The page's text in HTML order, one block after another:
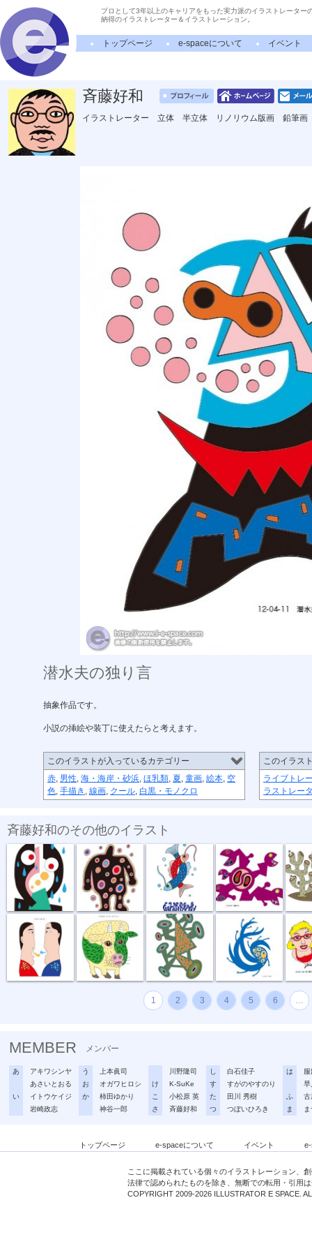
プロとして3年以上のキャリアをもった実力派のイラストレーター
納得のイラストレーター＆イラストレーション。
トップページ e-spaceについて イベント
斉藤好和
イラストレーター 立体 半立体 リノリウム版画 鉛筆画
潜水夫の独り言
抽象作品です。
小説の挿絵や装丁に使えたらと考えます。
このイラストが入っているカテゴリー
赤, 男性, 海・海岸・砂浜, ほ乳類, 夏, 童画, 絵本, 空
色, 手描き , 線画, クール, 白黒・モノクロ
このイラス
ライブトレ
ラストレー
斉藤好和のその他のイラスト
傘がない 正体不明 深海の恋
話し合い オハヨーゴザ... 噂の出所 風祭り ハイ
1 2 3 4 5 6 …
MEMBER メンバー
あ
アキワシンヤ
あさいとおる
い
イトウケイジ
岩崎政志
う
上本眞司
お
オガワヒロシ
か
柿田ゆかり
神谷一郎
川野隆司
け
K-SuKe
こ
小松原 英
さ
斉藤好和
し
白石佳子
す
すがのやすのり
た
田川 秀樹
つ
つぼいひろき
は
早
ふ
古
ま
トップページ e-spaceについて イベント
ここに掲載されている個々のイラストレーション、
法律で認められたものを除き、無断での転用・引用
COPYRIGHT 2009-2026 ILLUSTRATOR E SPACE.